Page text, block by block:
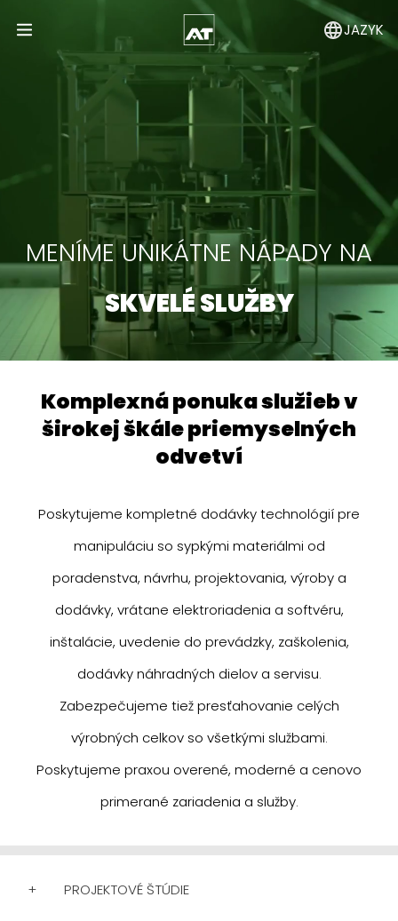
Open Menu JAZYK
MENÍME UNIKÁTNE NÁPADY NA
SKVELÉ SLUŽBY
komplexná ponuka služieb v
širokej škále priemyselných
odvetví
Poskytujeme kompletné dodávky technológií pre
manipuláciu so sypkými materiálmi od
poradenstva, návrhu, projektovania, výroby a
dodávky, vrátane elektroriadenia a softvéru,
inštalácie, uvedenie do prevádzky, zaškolenia,
dodávky náhradných dielov a servisu.
Zabezpečujeme tiež presťahovanie celých
výrobných celkov so všetkými službami.
Poskytujeme praxou overené, moderné a cenovo
primerané zariadenia a služby.
+ PROJEKTOVÉ ŠTÚDIE